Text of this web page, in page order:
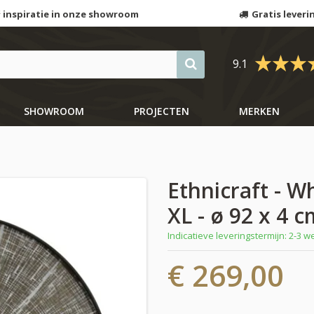
inspiratie in onze showroom Gratis
9.1
SHOWROOM PROJECTEN MERKEN
Ethnicraft -
XL - ø 92 x 4
Indicatieve leveringstermijn: 2-3
€ 269,00